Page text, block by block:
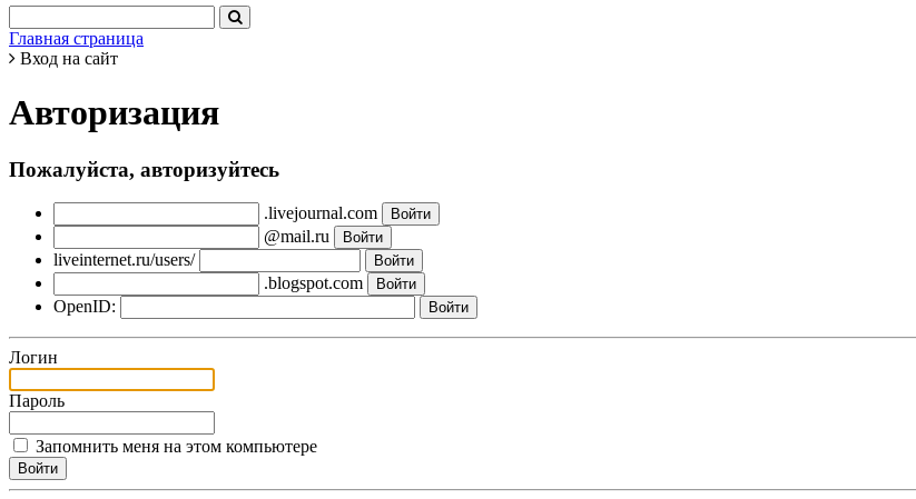
Главная страница
Вход на сайт
Авторизация
Пожалуйста, авторизуйтесь
.livejournal.com
@mail.ru
liveinternet.ru/users/
.blogspot.com
OpenID:
Логин
Пароль
Запомнить меня на этом компьютере